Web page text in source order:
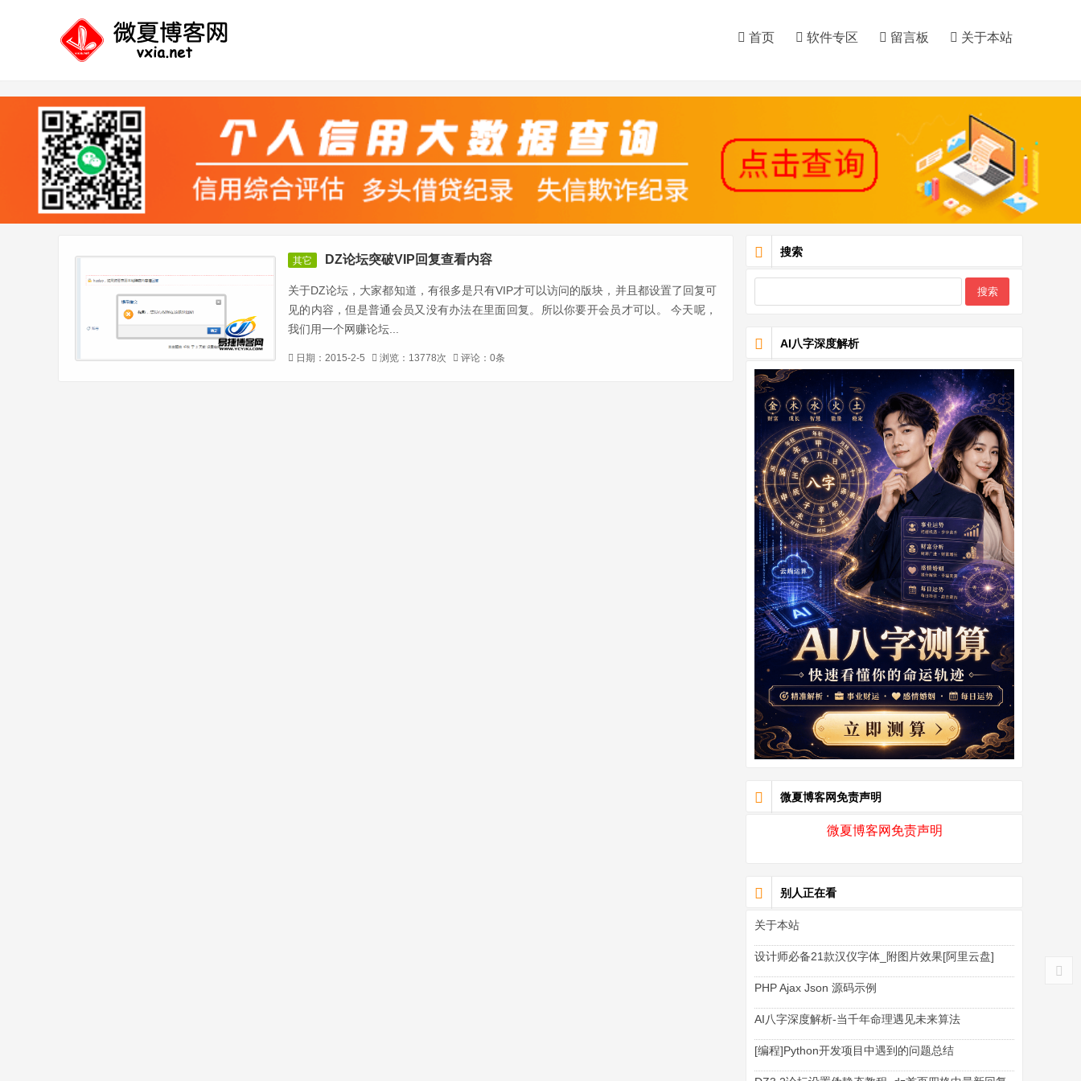
首页 软件专区 留言板 关于本站
其它 DZ论坛突破VIP回复查看内容
关于DZ论坛，大家都知道，有很多是只有VIP才可以访问的版块，并且都设置了回复可
见的内容，但是普通会员又没有办法在里面回复。所以你要开会员才可以。 今天呢，
我们用一个网赚论坛...
日期：2015-2-5 浏览：13778次 评论：0条
搜索
AI八字深度解析
微夏博客网免责声明
微夏博客网免责声明
别人正在看
关于本站
设计师必备21款汉仪字体_附图片效果[阿里云盘]
PHP Ajax Json 源码示例
AI八字深度解析-当千年命理遇见未来算法
[编程]Python开发项目中遇到的问题总结